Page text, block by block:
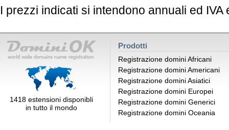
I prezzi indicati si intendono annuali ed IVA
1418 estensioni disponibli
in tutto il mondo
Prodotti
Registrazione domini Africani
Registrazione domini Americani
Registrazione domini Asiatici
Registrazione domini Europei
Registrazione domini Generici
Registrazione domini Oceania